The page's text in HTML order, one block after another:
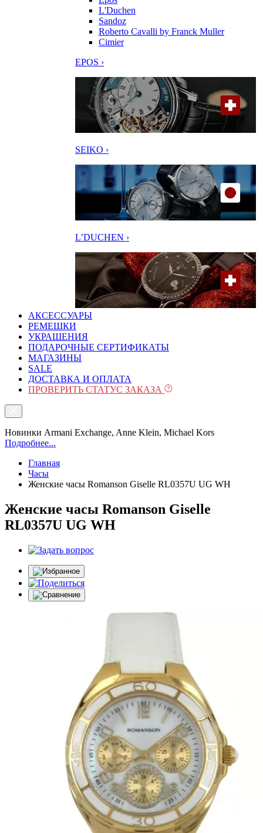
L'Duchen
Sandoz
Roberto Cavalli by Franck Muller
Cimier
EPOS ›
SEIKO ›
L’DUCHEN ›
АКСЕССУАРЫ
РЕМЕШКИ
УКРАШЕНИЯ
ПОДАРОЧНЫЕ СЕРТИФИКАТЫ
МАГАЗИНЫ
SALE
ДОСТАВКА И ОПЛАТА
ПРОВЕРИТЬ СТАТУС ЗАКАЗА
Новинки Armani Exchange, Anne Klein, Michael Kors
Подробнее...
Главная
Часы
Женские часы Romanson Giselle RL0357U UG WH
Женские часы Romanson Giselle
RL0357U UG WH